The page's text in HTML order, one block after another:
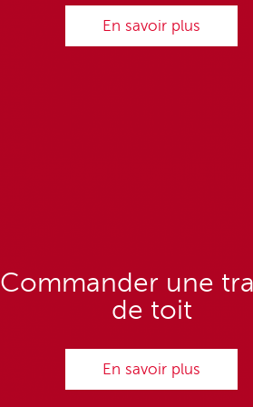
En savoir plus
Commander une
de toit
En savoir plus